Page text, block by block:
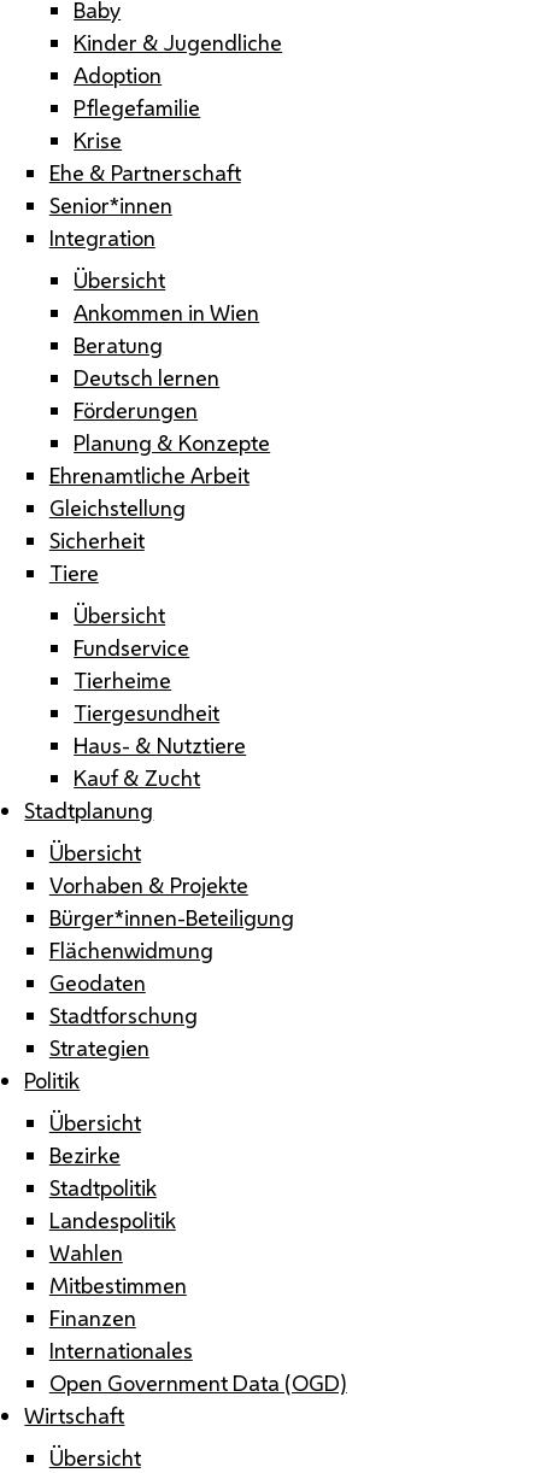
Baby
Kinder & Jugendliche
Adoption
Pflegefamilie
Krise
Ehe & Partnerschaft
Senior*innen
Integration
Übersicht
Ankommen in Wien
Beratung
Deutsch lernen
Förderungen
Planung & Konzepte
Ehrenamtliche Arbeit
Gleichstellung
Sicherheit
Tiere
Übersicht
Fundservice
Tierheime
Tiergesundheit
Haus- & Nutztiere
Kauf & Zucht
Stadtplanung
Übersicht
Vorhaben & Projekte
Bürger*innen-Beteiligung
Flächenwidmung
Geodaten
Stadtforschung
Strategien
Politik
Übersicht
Bezirke
Stadtpolitik
Landespolitik
Wahlen
Mitbestimmen
Finanzen
Internationales
Open Government Data (OGD)
Wirtschaft
Übersicht